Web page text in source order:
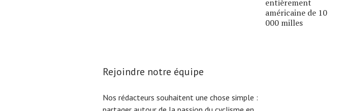
entièrement
américaine de 10
000 milles
Rejoindre notre équipe
Nos rédacteurs souhaitent une chose simple :